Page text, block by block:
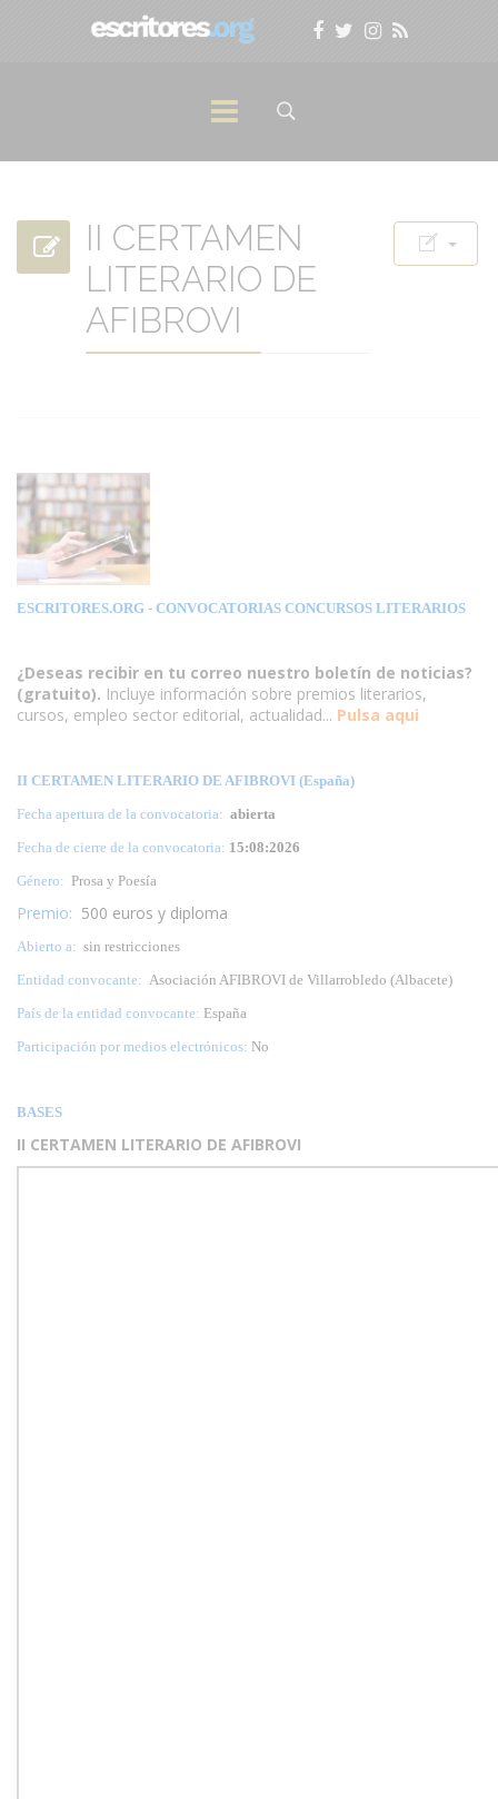
II CERTAMEN
LITERARIO DE
AFIBROVI
ESCRITORES.ORG - CONVOCATORIAS CONCURSOS LITERARIOS
¿Deseas recibir en tu correo nuestro boletín de noticias?
(gratuito). Incluye información sobre premios literarios,
cursos, empleo sector editorial, actualidad... Pulsa aqui
II CERTAMEN LITERARIO DE AFIBROVI (España)
Fecha apertura de la convocatoria: abierta
Fecha de cierre de la convocatoria: 15:08:2026
Género: Prosa y Poesía
Premio: 500 euros y diploma
Abierto a: sin restricciones
Entidad convocante: Asociación AFIBROVI de Villarrobledo (Albacete)
País de la entidad convocante: España
Participación por medios electrónicos: No
BASES
II CERTAMEN LITERARIO DE AFIBROVI